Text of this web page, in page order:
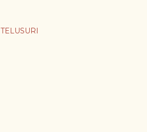
TELUSURI